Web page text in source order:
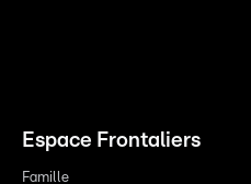
Espace Frontaliers
Famille